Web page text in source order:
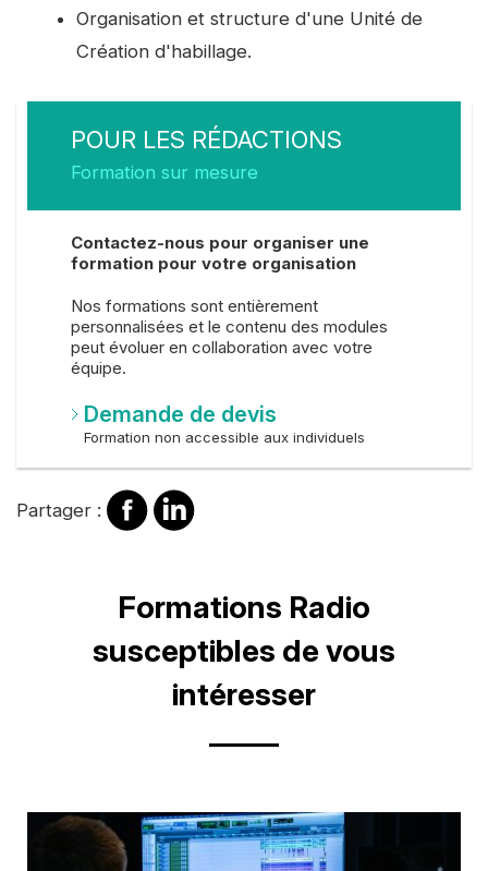
Organisation et structure d'une Unité de
Création d'habillage.
POUR LES RÉDACTIONS
Formation sur mesure
Contactez-nous pour organiser une
formation pour votre organisation
Nos formations sont entièrement
personnalisées et le contenu des modules
peut évoluer en collaboration avec votre
équipe.
Demande de devis
Formation non accessible aux individuels
Partager : PartagerPartager
Formations Radio
susceptibles de vous
intéresser
Image
d'illustration